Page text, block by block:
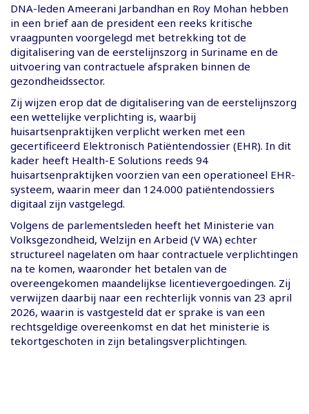
DNA-leden Ameerani Jarbandhan en Roy Mohan hebben
in een brief aan de president een reeks kritische
vraagpunten voorgelegd met betrekking tot de
digitalisering van de eerstelijnszorg in Suriname en de
uitvoering van contractuele afspraken binnen de
gezondheidssector.
Zij wijzen erop dat de digitalisering van de eerstelijnszorg
een wettelijke verplichting is, waarbij
huisartsenpraktijken verplicht werken met een
gecertificeerd Elektronisch Patiëntendossier (EHR). In dit
kader heeft Health-E Solutions reeds 94
huisartsenpraktijken voorzien van een operationeel EHR-
systeem, waarin meer dan 124.000 patiëntendossiers
digitaal zijn vastgelegd.
Volgens de parlementsleden heeft het Ministerie van
Volksgezondheid, Welzijn en Arbeid (V WA) echter
structureel nagelaten om haar contractuele verplichtingen
na te komen, waaronder het betalen van de
overeengekomen maandelijkse licentievergoedingen. Zij
verwijzen daarbij naar een rechterlijk vonnis van 23 april
2026, waarin is vastgesteld dat er sprake is van een
rechtsgeldige overeenkomst en dat het ministerie is
tekortgeschoten in zijn betalingsverplichtingen.